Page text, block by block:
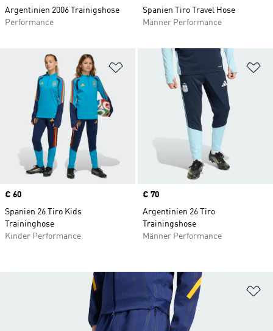
Argentinien 2006 Trainigshose
Performance
Spanien Tiro Travel Hose
Männer Performance
Zur Wunschliste hinzufügen
Price
€ 60
Spanien 26 Tiro Kids
Traininghose
Kinder Performance
Price
€ 70
Argentinien 26 Tiro
Trainingshose
Männer Performance